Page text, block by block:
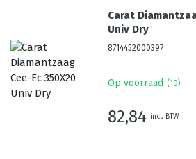
Carat
Univ Dry
8714452000397
Op voorraad (10)
82,84 incl. BTW